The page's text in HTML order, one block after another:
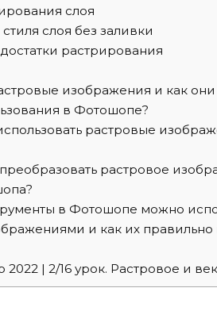
слоя
слоя без заливки
растрирования
изображения и как
в Фотошопе?
растровые
растровое
в Фотошопе можно
и как их правильно
2022 | 2/16 урок. Растровое и